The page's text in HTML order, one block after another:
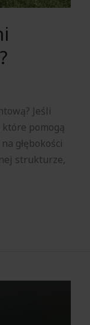
Jeśli
pomogą
głębokości
strukturze,